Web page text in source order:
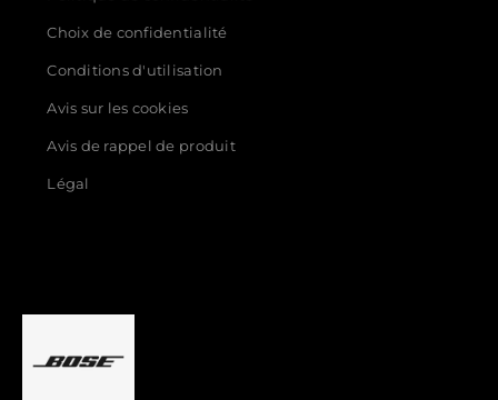
Choix de confidentialité
Conditions d'utilisation
Avis sur les cookies
Avis de rappel de produit
Légal